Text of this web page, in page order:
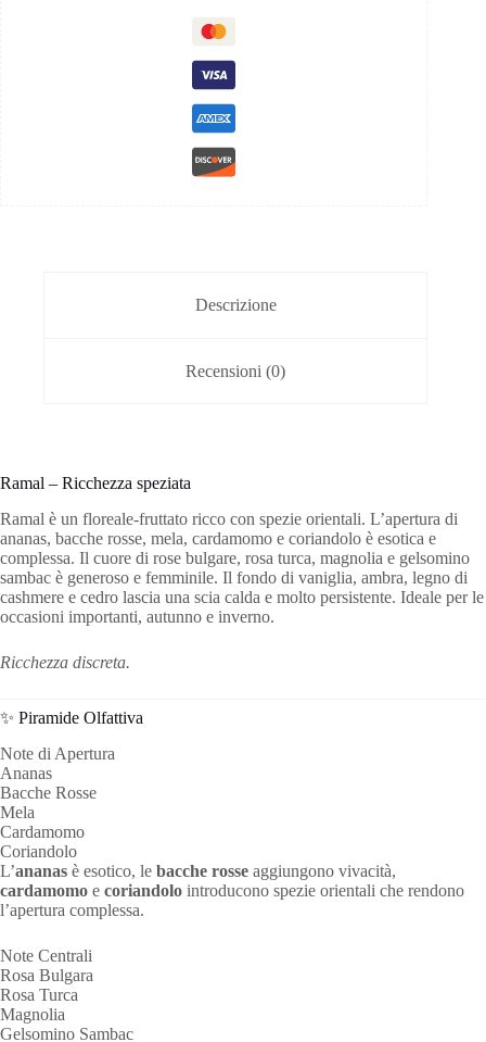
Descrizione
Recensioni (0)
Ramal – Ricchezza speziata
Ramal è un floreale-fruttato ricco con spezie orientali. L’apertura di
ananas, bacche rosse, mela, cardamomo e coriandolo è esotica e
complessa. Il cuore di rose bulgare, rosa turca, magnolia e gelsomino
sambac è generoso e femminile. Il fondo di vaniglia, ambra, legno di
cashmere e cedro lascia una scia calda e molto persistente. Ideale per le
occasioni importanti, autunno e inverno.
Ricchezza discreta.
✨ Piramide Olfattiva
Note di Apertura
Ananas
Bacche Rosse
Mela
Cardamomo
Coriandolo
L’ananas è esotico, le bacche rosse aggiungono vivacità,
cardamomo e coriandolo introducono spezie orientali che rendono
l’apertura complessa.
Note Centrali
Rosa Bulgara
Rosa Turca
Magnolia
Gelsomino Sambac